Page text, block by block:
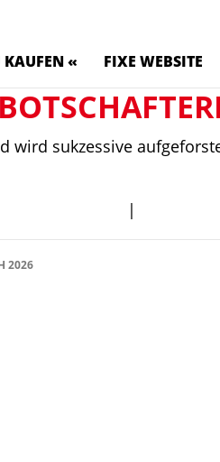
« FIXE WEBSITE
wird sukzessive
|
2026